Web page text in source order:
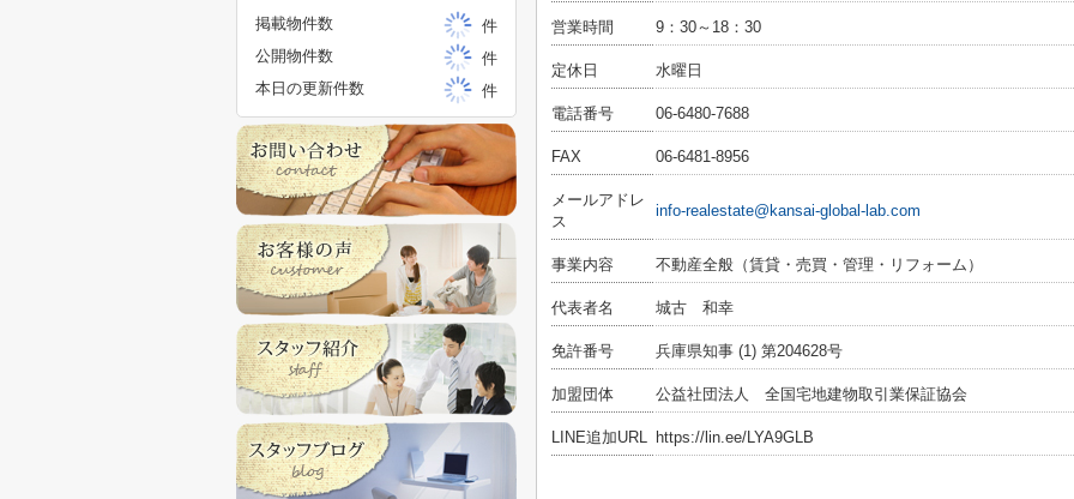
営業時間 9：30～18：30
定休日 水曜日
電話番号 06-6480-7688
FAX 06-6481-8956
メールアドレ
ス
info-realestate@kansai-global-lab.com
事業内容 不動産全般（賃貸・売買・管理・リフォーム）
代表者名 城古 和幸
免許番号 兵庫県知事 (1) 第204628号
加盟団体 公益社団法人 全国宅地建物取引業保証協会
LINE追加URL https://lin.ee/LYA9GLB
掲載物件数
件
公開物件数
件
本日の更新件数
件